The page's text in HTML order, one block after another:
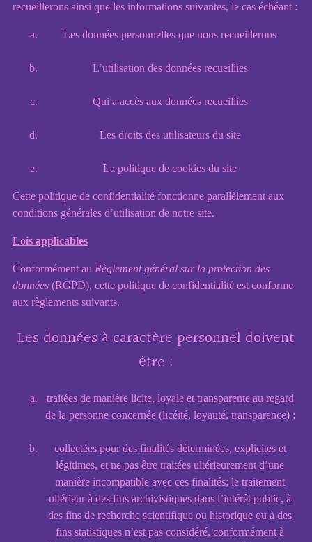
recueillerons ainsi que les informations suivantes, le cas échéant :
Les données personnelles que nous recueillerons
L’utilisation des données recueillies
Qui a accès aux données recueillies
Les droits des utilisateurs du site
La politique de cookies du site
Cette politique de confidentialité fonctionne parallèlement aux
conditions générales d’utilisation de notre site.
Lois applicables
Conformément au Règlement général sur la protection des
données (RGPD), cette politique de confidentialité est conforme
aux règlements suivants.
Les données à caractère personnel doivent
être :
traitées de manière licite, loyale et transparente au regard
de la personne concernée (licéité, loyauté, transparence) ;
collectées pour des finalités déterminées, explicites et
légitimes, et ne pas être traitées ultérieurement d’une
manière incompatible avec ces finalités; le traitement
ultérieur à des fins archivistiques dans l’intérêt public, à
des fins de recherche scientifique ou historique ou à des
fins statistiques n’est pas considéré, conformément à